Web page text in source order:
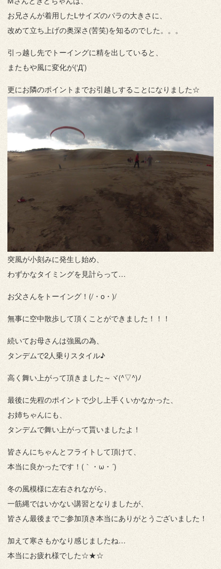
お兄さんが着用したLサイズのパラの大きさに、
改めて立ち上げの奥深さ(苦笑)を知るのでした。。。
引っ越し先でトーイングに精を出していると、
またもや風に変化が(‘Д’)
更にお隣のポイントまでお引越しすることになりました☆
突風が小刻みに発生し始め、
わずかなタイミングを見計らって…
お父さんをトーイング！(/・o・)/
無事に空中散歩して頂くことができました！！！
続いてお母さんは強風の為、
タンデムで2人乗りスタイル♪
高く舞い上がって頂きました～ヾ(^▽^)ﾉ
最後に先程のポイントで少し上手くいかなかった、
お姉ちゃんにも、
タンデムで舞い上がって貰いましたよ！
皆さんにちゃんとフライトして頂けて、
本当に良かったです！(｀・ω・´)ゞ
冬の風模様に左右されながら、
一筋縄ではいかない講習となりましたが、
皆さん最後までご参加頂き本当にありがとうございました！
加えて寒さもかなり感じましたね…
本当にお疲れ様でした☆★☆